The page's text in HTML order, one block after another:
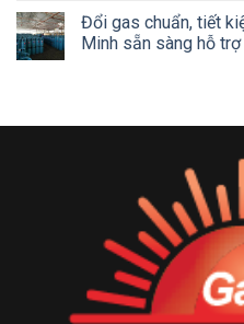
Đổi gas chuẩn, tiết
Minh sẵn sàng hỗ